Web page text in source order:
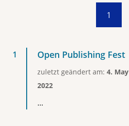
1
Open Publishing Fest
zuletzt geändert am: 4. May
2022
...